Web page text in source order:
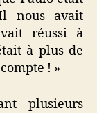
nous avait
réussi à
à plus de
! »
plusieurs